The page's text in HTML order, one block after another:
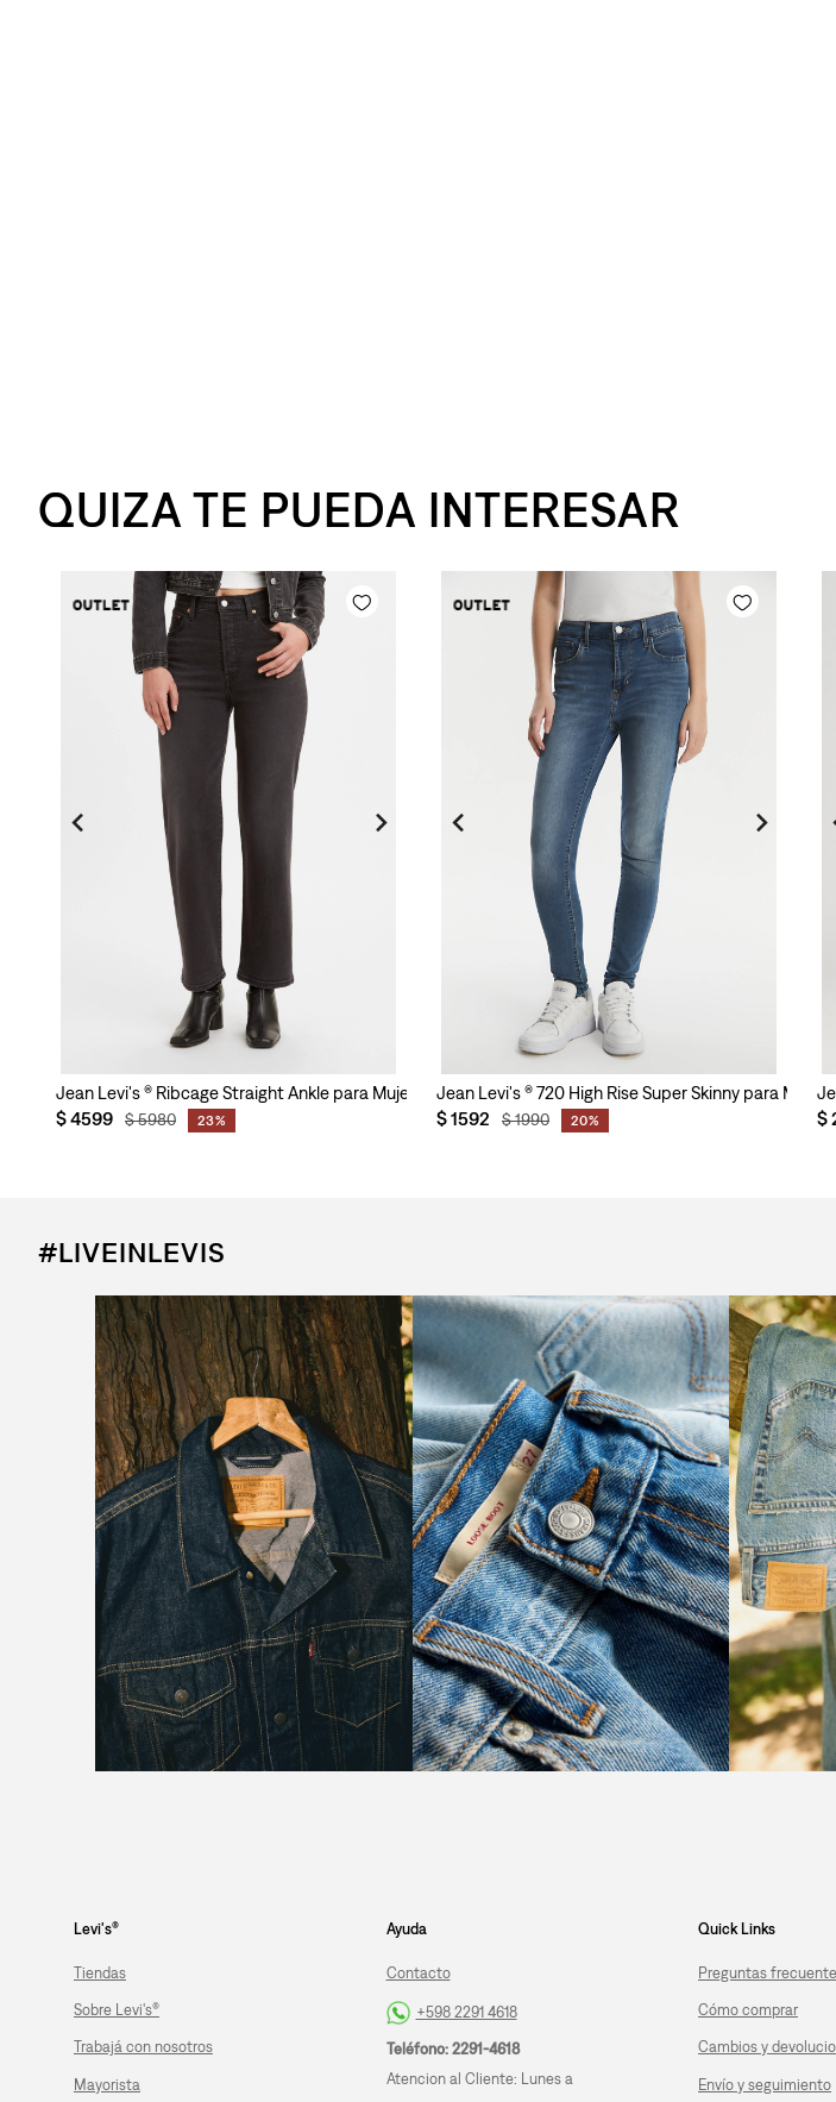
QUIZA TE PUEDA INTERESAR
Jean Levi's ® Ribcage Straight Ankle para Mujer
$4599 $5980 23%
Jean Levi's ® 720 High Rise Super Skinny para Mujer
$1592 $1990 20% $
#LIVEINLEVIS
Levi's®
Tiendas
Sobre Levi's®
Trabajá con nosotros
Mayorista
Ayuda
Contacto
+598 2291 4618
Teléfono: 2291-4618
Atencion al Cliente: Lunes a
Quick Links
Preguntas
Cómo comprar
Cambios y
Envío y seguimiento